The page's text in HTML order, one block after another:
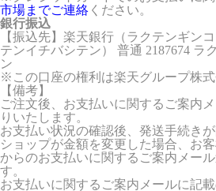
市場までご連絡 ください。
銀行振込
【振込先】楽天銀行（ラクテンギン
テンイチバシテン） 普通 2187674 ラ
ン
※この口座の権利は楽天グループ株式
【備考】
ご注文後、お支払いに関するご案内
りいたします。
お支払い状況の確認後、発送手続きが
ショップが金額を変更した場合、お
からのお支払いに関するご案内メー
す。
お支払いに関するご案内メールに記